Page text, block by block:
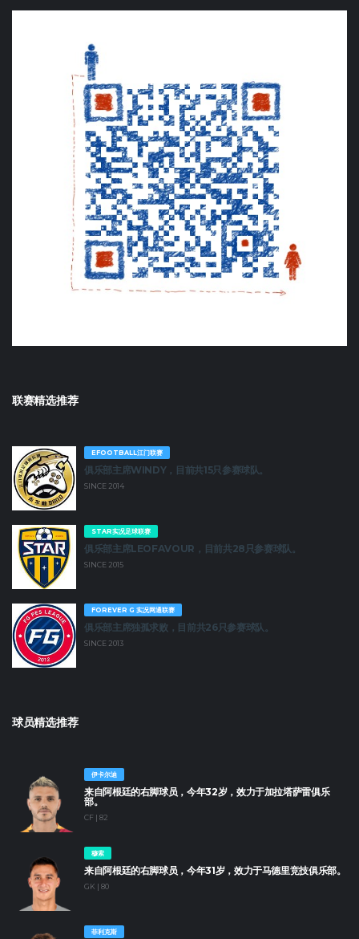
联赛精选推荐
EFOOTBALL江门联赛
俱乐部主席WINDY，目前共15只参赛球队。
SINCE 2014
STAR实况足球联赛
俱乐部主席LEOFAVOUR，目前共28只参赛球队。
SINCE 2015
FOREVER G 实况网通联赛
俱乐部主席独孤求败，目前共26只参赛球队。
SINCE 2013
球员精选推荐
伊卡尔迪
来自阿根廷的右脚球员，今年32岁，效力于加拉塔萨雷俱乐
部。
CF | 82
穆索
来自阿根廷的右脚球员，今年31岁，效力于马德里竞技俱乐部。
GK | 80
菲利克斯